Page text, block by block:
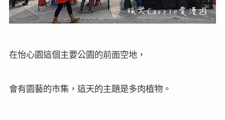
在怡心園這個主要公園的前面空地，
會有園藝的市集，這天的主題是多肉植物。